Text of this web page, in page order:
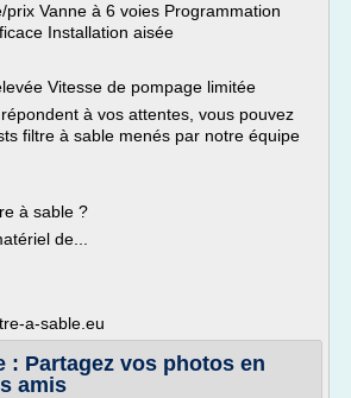
prix Vanne à 6 voies Programmation
Installation aisée
Vitesse de pompage limitée
à vos attentes, vous pouvez
filtre à sable menés par notre équipe
à sable ?
de...
a-sable.eu
: Partagez vos photos en
amis